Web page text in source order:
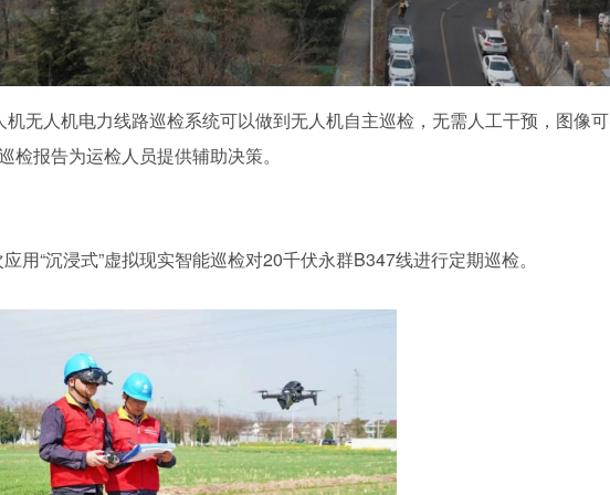
无人机电力线路巡检系统可以做到无人机自主巡检，无需人工干预，图像
报告为运检人员提供辅助决策。
用“沉浸式”虚拟现实智能巡检对20千伏永群B347线进行定期巡检。